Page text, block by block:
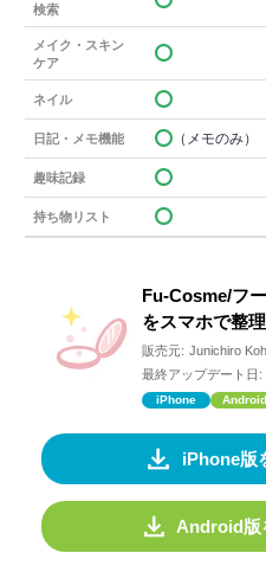
検索
メイク・スキン
ケア
ネイル
日記・メモ機能 （メモのみ）
趣味記録
持ち物リスト
Fu-Cosme/フ
をスマホで整
販売元: Junichiro
最終アップデート日:
iPhone Android
iPhone版
Android版